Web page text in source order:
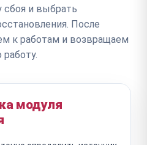
сбоя и выбрать
После
к работам и возвращаем
модуля